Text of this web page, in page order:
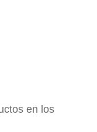
en los